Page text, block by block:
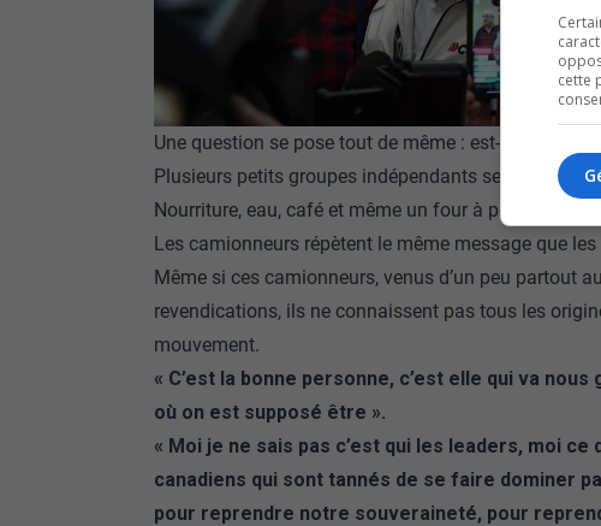
Une question se pose tout de même : est-ce que
Plusieurs petits groupes indépendants se sont
Nourriture, eau, café et même un four à pizza ont été
Les camionneurs répètent le même message que
Même si ces camionneurs, venus d’un peu partout
revendications, ils ne connaissent pas tous les
mouvement.
« C’est la bonne personne, c’est elle qui va
où on est supposé être ».
« Moi je ne sais pas c’est qui les leaders, moi ce
canadiens qui sont tannés de se faire dominer
pour reprendre notre souveraineté, pour
cette